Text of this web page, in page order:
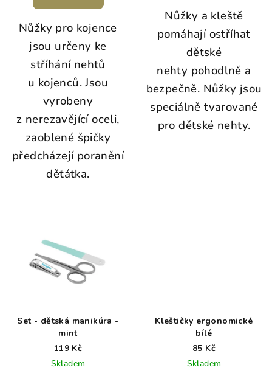
Nůžky pro kojence
jsou určeny ke
stříhání nehtů
u kojenců. Jsou
vyrobeny
z nerezavějící oceli,
zaoblené špičky
předcházejí poranění
děťátka.
Nůžky a kleště
pomáhají ostříhat
dětské
nehty pohodlně a
bezpečně. Nůžky jsou
speciálně tvarované
pro dětské nehty.
Set - dětská manikúra -
mint
119 Kč
Skladem
Kleštičky ergonomické
bílé
85 Kč
Skladem